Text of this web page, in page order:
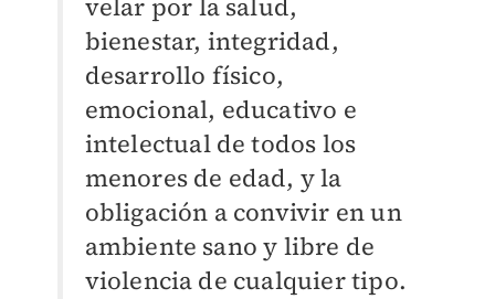
velar por la salud,
bienestar, integridad,
desarrollo físico,
emocional, educativo e
intelectual de todos los
menores de edad, y la
obligación a convivir en un
ambiente sano y libre de
violencia de cualquier tipo.